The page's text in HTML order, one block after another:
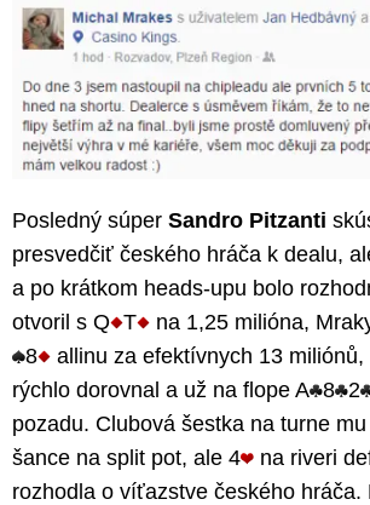
Posledný súper Sandro Pitzanti
presvedčiť českého hráča k dealu,
a po krátkom heads-upu bolo
otvoril s Q T
na 1,25 milióna,
8
allinu za efektívnych 13
rýchlo dorovnal a už na flope A 8 2
pozadu. Clubová šestka na turne
šance na split pot, ale 4
na riveri
rozhodla o víťazstve českého hráča.